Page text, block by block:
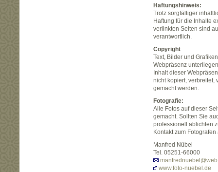
Haftungshinweis:
Trotz sorgfältiger
Haftung für die Inhalte
verlinkten Seiten sind
verantwortlich.
Copyright
Text, Bilder und
Webpräsenz
Inhalt dieser
nicht kopiert, verbreitet,
gemacht werden.
Fotografie:
Alle Fotos auf dieser
gemacht. Sollten Sie
professionell ablichten
Kontakt zum Fotografen
Manfred Nübel
Tel. 05251-66000
www.foto-nuebel.de